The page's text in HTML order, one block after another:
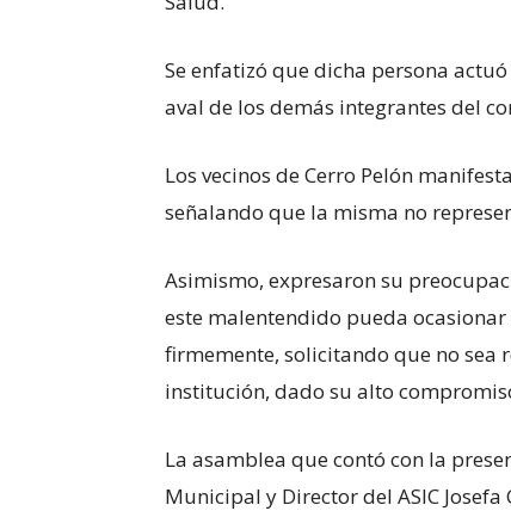
Se enfatizó que dicha persona
aval de los demás integrantes del
​Los vecinos de Cerro Pelón
señalando que la misma no
Asimismo, expresaron su
este malentendido pueda
firmemente, solicitando que no sea
institución, dado su alto
​La asamblea que contó con la
Municipal y Director del ASIC